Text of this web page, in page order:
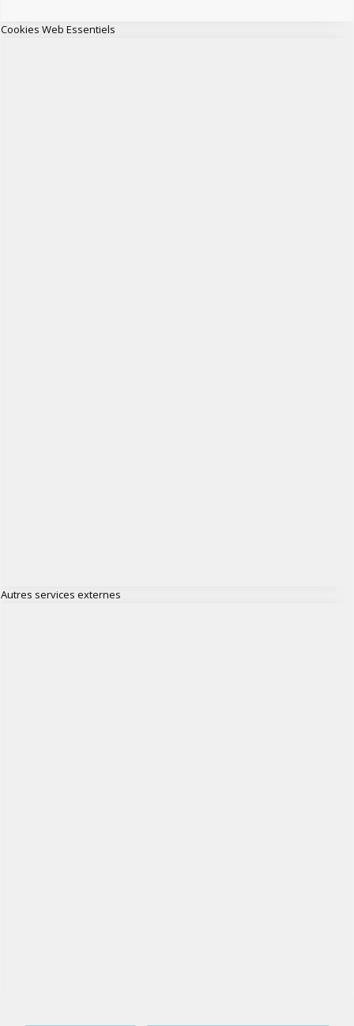
Cookies Web Essentiels
Autres services externes